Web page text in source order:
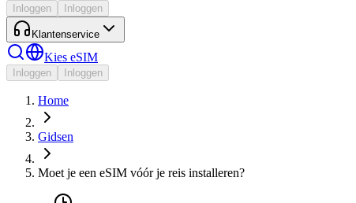
Inloggen Inloggen
Klantenservice
Kies eSIM
Inloggen Inloggen
Home
Gidsen
Moet je een eSIM vóór je reis installeren?